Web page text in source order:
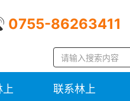
0755-86263411
上 联系林上